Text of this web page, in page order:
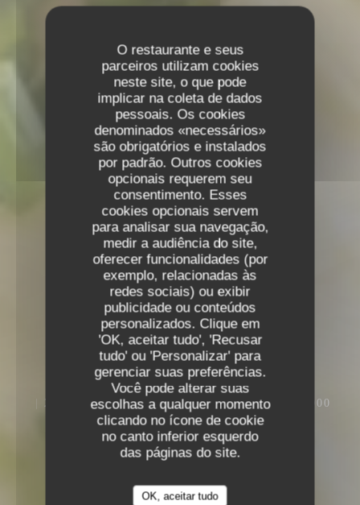
O restaurante e seus
parceiros utilizam cookies
neste site, o que pode
implicar na coleta de dados
pessoais. Os cookies
denominados «necessários»
são obrigatórios e instalados
por padrão. Outros cookies
opcionais requerem seu
consentimento. Esses
cookies opcionais servem
para analisar sua navegação,
medir a audiência do site,
oferecer funcionalidades (por
exemplo, relacionadas às
redes sociais) ou exibir
publicidade ou conteúdos
personalizados. Clique em
'OK, aceitar tudo', 'Recusar
tudo' ou 'Personalizar' para
gerenciar suas preferências.
Você pode alterar suas
escolhas a qualquer momento
clicando no ícone de cookie
no canto inferior esquerdo
das páginas do site.
OK, aceitar tudo
25 - 27 PL. DU LIEUTENANT AUBERT, 76000
ROUEN